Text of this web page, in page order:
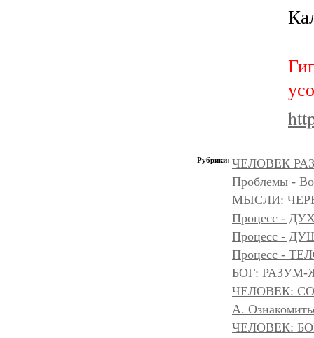
Рубрики: ЧЕЛОВЕК
Проблемы -
МЫСЛИ:
Процесс -
Процесс -
Процесс -
БОГ:
ЧЕЛОВЕК:
А.
ЧЕЛОВЕК: